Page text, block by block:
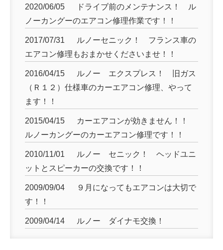
2020/06/05
ドライブ前のメンテナンス！ ル
ノーカングーのエアコン修理作業です！！
2017/07/31
ルノーセニック！ フランス車の
エアコン修理もおまかせくださいませ！！
2016/04/15
ルノー エクスプレス！ 旧ガス
（Ｒ１２）仕様車のカーエアコン修理、やって
ます！！
2015/04/15
カーエアコンが効きません！！
ルノーカングーのカーエアコン修理です！！
2010/11/01
ルノー セニック！ ヘッドユニ
ットとスピーカーの交換です！！
2009/09/04
９月になってもエアコンは大切で
す！！
2009/04/14 ルノー ダイナモ交換！